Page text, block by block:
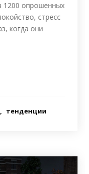
1200 опрошенных
стресс
когда они
тенденции